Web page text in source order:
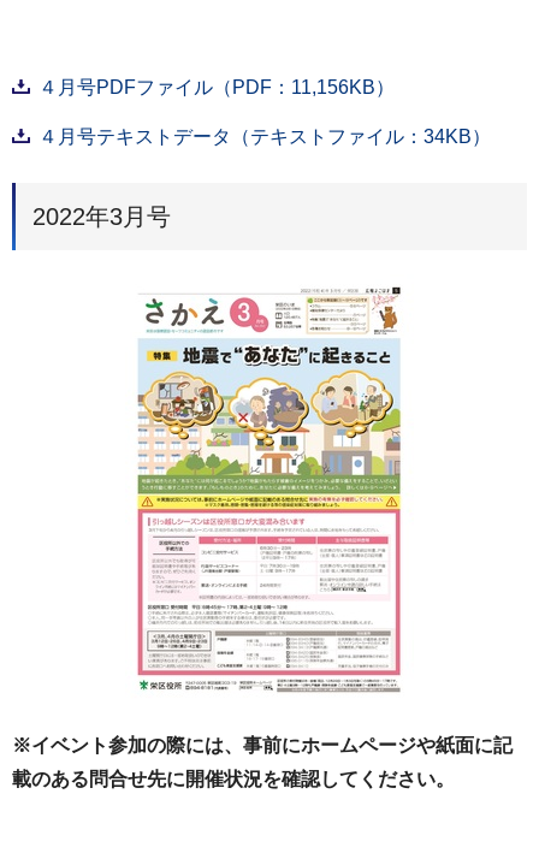
４月号PDFファイル（PDF：11,156KB）
４月号テキストデータ（テキストファイル：34KB）
2022年3月号
※イベント参加の際には、事前にホームページや紙面に記
載のある問合せ先に開催状況を確認してください。